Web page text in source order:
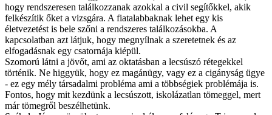
hogy rendszeresen találkozzanak azokkal a civil segítőkkel, akik
felkészítik őket a vizsgára. A fiatalabbaknak lehet egy kis
életvezetést is bele szőni a rendszeres találkozásokba. A
kapcsolatban azt látjuk, hogy megnyílnak a szeretetnek és az
elfogadásnak egy csatornája kiépül.
Szomorú látni a jövőt, ami az oktatásban a lecsúszó rétegekkel
történik. Ne higgyük, hogy ez magánügy, vagy ez a cigányság ügye
- ez egy mély társadalmi probléma ami a többségiek problémája is.
Fontos, hogy mit kezdünk a lecsúszott, iskolázatlan tömeggel, mert
már tömegről beszélhetünk.